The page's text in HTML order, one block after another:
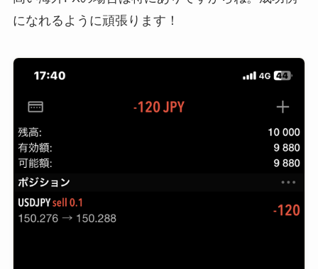
になれるように頑張ります！